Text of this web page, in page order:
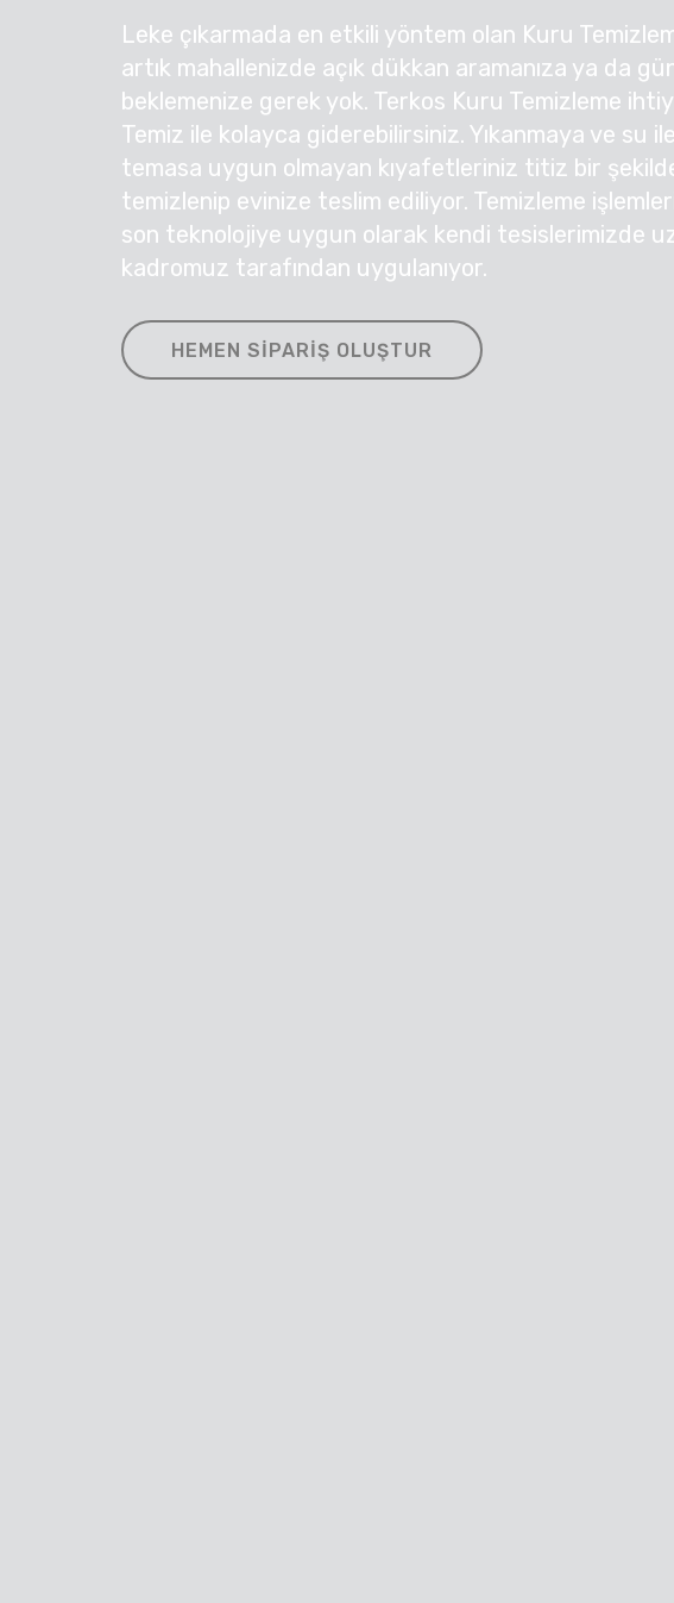
Leke çıkarmada en etkili yöntem olan Kuru
artık mahallenizde açık dükkan aramanıza ya da
beklemenize gerek yok. Terkos Kuru Temizleme
Temiz ile kolayca giderebilirsiniz. Yıkanmaya ve su ile
temasa uygun olmayan kıyafetleriniz titiz bir
temizlenip evinize teslim ediliyor. Temizleme
son teknolojiye uygun olarak kendi tesislerimizde
kadromuz tarafından uygulanıyor.
HEMEN SIPARIŞ OLUŞTUR